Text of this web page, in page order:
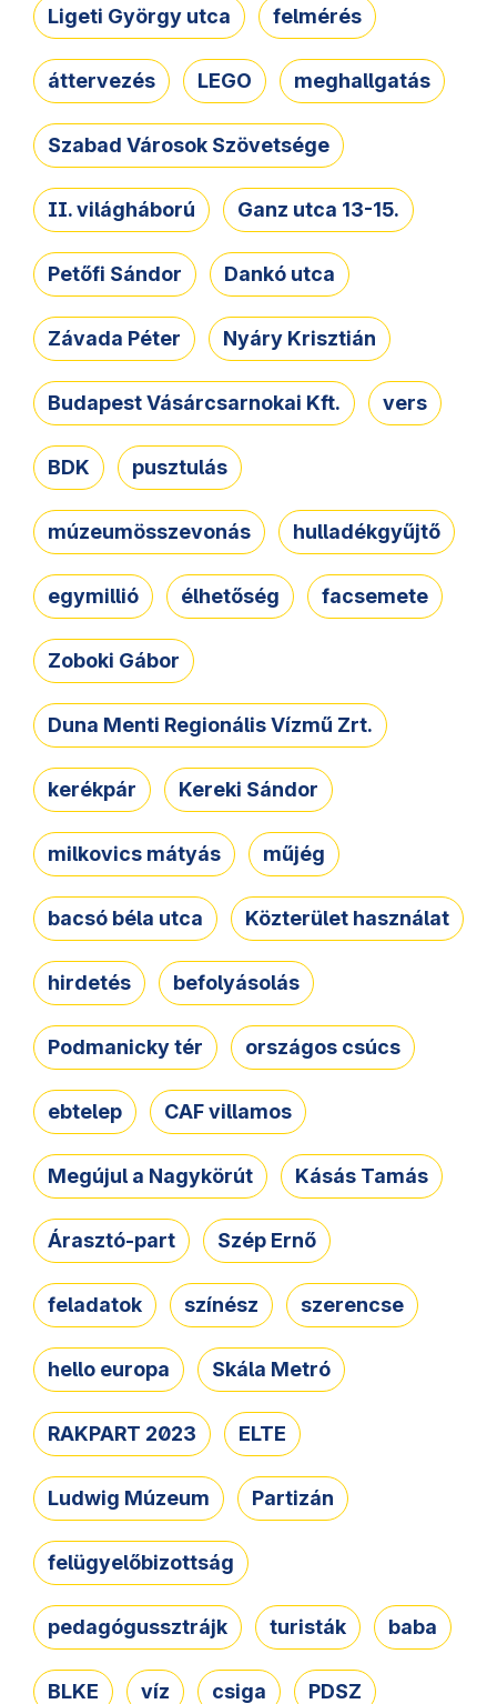
Ligeti György utca felmérés
áttervezés LEGO meghallgatás
Szabad Városok Szövetsége
II. világháború Ganz utca 13-15.
Petőfi Sándor Dankó utca
Závada Péter Nyáry Krisztián
Budapest Vásárcsarnokai Kft. vers
BDK pusztulás
múzeumösszevonás hulladékgyűjtő
egymillió élhetőség facsemete
Zoboki Gábor
Duna Menti Regionális Vízmű Zrt.
kerékpár Kereki Sándor
milkovics mátyás műjég
bacsó béla utca Közterület használat
hirdetés befolyásolás
Podmanicky tér országos csúcs
ebtelep CAF villamos
Megújul a Nagykörút Kásás Tamás
Árasztó-part Szép Ernő
feladatok színész szerencse
hello europa Skála Metró
RAKPART 2023 ELTE
Ludwig Múzeum Partizán
felügyelőbizottság
pedagógussztrájk turisták baba
BLKE víz csiga PDSZ